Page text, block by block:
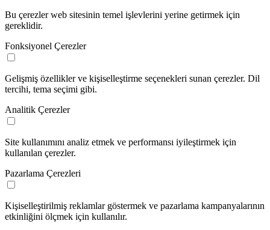
Bu çerezler web sitesinin temel işlevlerini yerine getirmek için
gereklidir.
Fonksiyonel Çerezler
Gelişmiş özellikler ve kişiselleştirme seçenekleri sunan çerezler. Dil
tercihi, tema seçimi gibi.
Analitik Çerezler
Site kullanımını analiz etmek ve performansı iyileştirmek için
kullanılan çerezler.
Pazarlama Çerezleri
Kişiselleştirilmiş reklamlar göstermek ve pazarlama kampanyalarının
etkinliğini ölçmek için kullanılır.